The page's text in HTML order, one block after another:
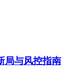
局与风控指南